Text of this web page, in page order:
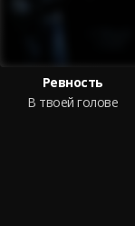
Ревность
В твоей голове